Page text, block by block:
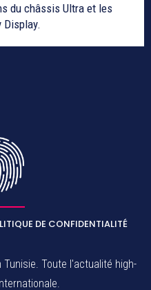
du châssis Ultra et les
DE CONFIDENTIALITÉ
Toute l'actualité high-